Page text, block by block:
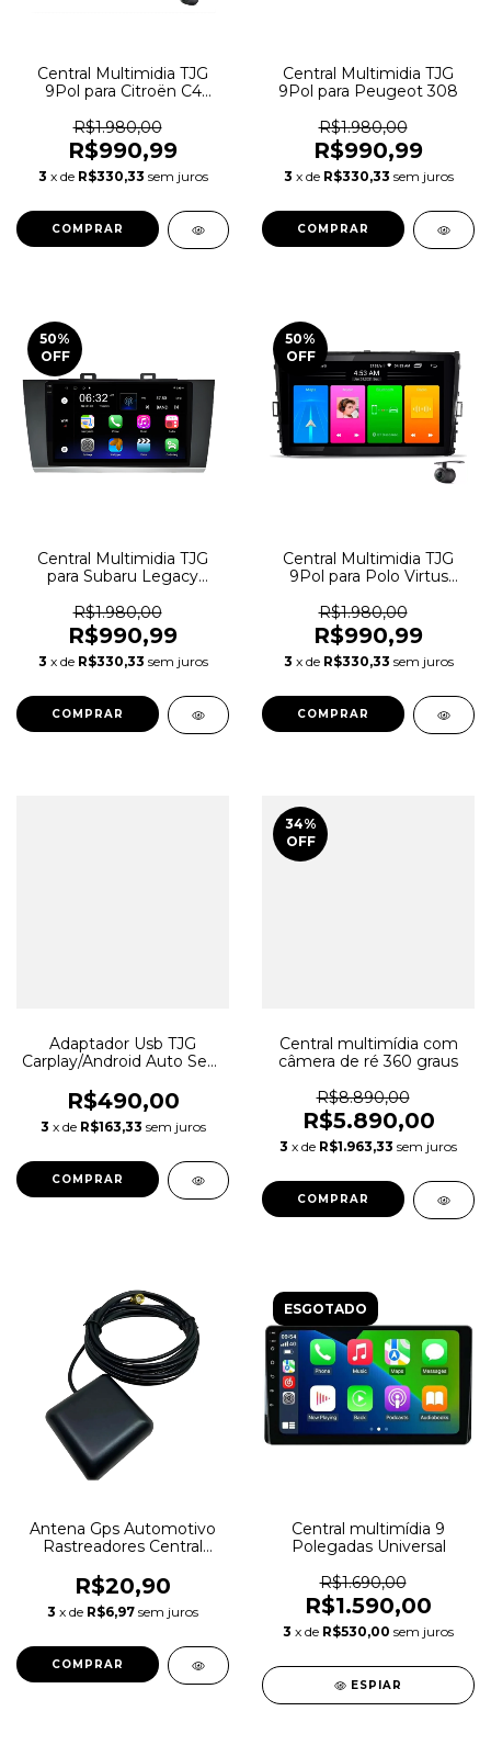
Central Multimidia TJG
9Pol para Citroën C4
R$1.980,00
R$990,99
3 x de R$330,33 sem juros
Central Multimidia TJG
9Pol para Peugeot 308
R$1.980,00
R$990,99
3 x de R$330,33 sem juros
50%
OFF
Central Multimidia TJG
para Subaru Legacy
R$1.980,00
R$990,99
3 x de R$330,33 sem juros
50%
OFF
Central Multimidia TJG
9Pol para Polo Virtus
R$1.980,00
R$990,99
3 x de R$330,33 sem juros
Adaptador Usb TJG
Carplay/Android Auto Sem
R$490,00
3 x de R$163,33 sem juros
34%
OFF
Central multimídia com
câmera de ré 360 graus
R$8.890,00
R$5.890,00
3 x de R$1.963,33 sem juros
Antena Gps Automotivo
Rastreadores Central
R$20,90
3 x de R$6,97 sem juros
ESGOTADO
Central multimídia 9
Polegadas Universal
R$1.690,00
R$1.590,00
3 x de R$530,00 sem juros
ESPIAR